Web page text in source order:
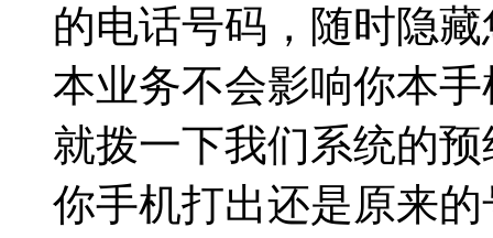
的电话号码，随时隐
本业务不会影响你本
就拨一下我们系统的
你手机打出还是原来